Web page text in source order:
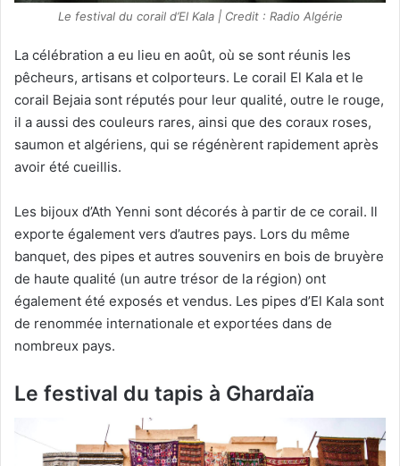
Le festival du corail d’El Kala | Credit : Radio Algérie
La célébration a eu lieu en août, où se sont réunis les
pêcheurs, artisans et colporteurs. Le corail El Kala et le
corail Bejaia sont réputés pour leur qualité, outre le rouge,
il a aussi des couleurs rares, ainsi que des coraux roses,
saumon et algériens, qui se régénèrent rapidement après
avoir été cueillis.
Les bijoux d’Ath Yenni sont décorés à partir de ce corail. Il
exporte également vers d’autres pays. Lors du même
banquet, des pipes et autres souvenirs en bois de bruyère
de haute qualité (un autre trésor de la région) ont
également été exposés et vendus. Les pipes d’El Kala sont
de renommée internationale et exportées dans de
nombreux pays.
Le festival du tapis à Ghardaïa